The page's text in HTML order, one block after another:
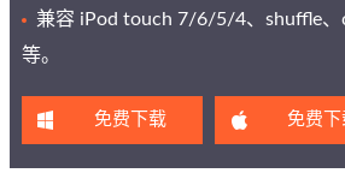
兼容 iPod touch 7/6/5/4、shuffle、
等。
免费下载 免费下